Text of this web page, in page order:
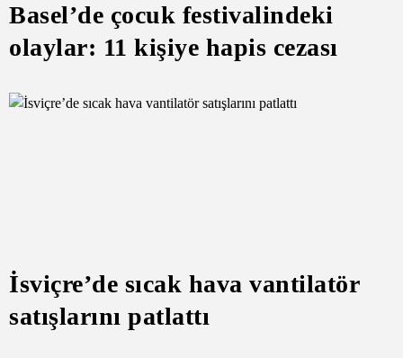
Basel’de çocuk festivalindeki
olaylar: 11 kişiye hapis cezası
İsviçre’de sıcak hava vantilatör
satışlarını patlattı